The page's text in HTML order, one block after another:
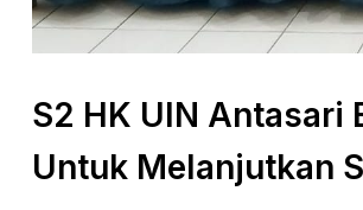
S2 HK UIN Antasari
Untuk Melanjutkan